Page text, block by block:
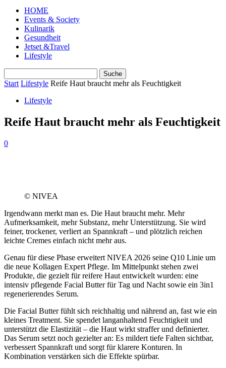
HOME
Events & Society
Kulinarik
Gesundheit
Jetset &Travel
Lifestyle
Start Lifestyle Reife Haut braucht mehr als Feuchtigkeit
Lifestyle
Reife Haut braucht mehr als Feuchtigkeit
0
© NIVEA
Irgendwann merkt man es. Die Haut braucht mehr. Mehr
Aufmerksamkeit, mehr Substanz, mehr Unterstützung. Sie wird
feiner, trockener, verliert an Spannkraft – und plötzlich reichen
leichte Cremes einfach nicht mehr aus.
Genau für diese Phase erweitert NIVEA 2026 seine Q10 Linie um
die neue Kollagen Expert Pflege. Im Mittelpunkt stehen zwei
Produkte, die gezielt für reifere Haut entwickelt wurden: eine
intensiv pflegende Facial Butter für Tag und Nacht sowie ein 3in1
regenerierendes Serum.
Die Facial Butter fühlt sich reichhaltig und nährend an, fast wie ein
kleines Treatment. Sie spendet langanhaltend Feuchtigkeit und
unterstützt die Elastizität – die Haut wirkt straffer und definierter.
Das Serum setzt noch gezielter an: Es mildert tiefe Falten sichtbar,
verbessert Spannkraft und sorgt für klarere Konturen. In
Kombination verstärken sich die Effekte spürbar.